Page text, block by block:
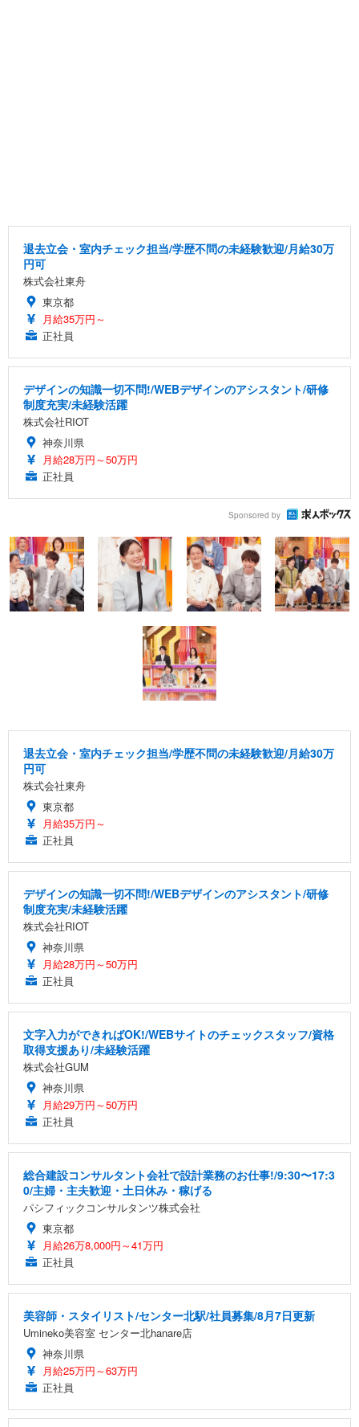
退去立会・室内チェック担当/学歴不問の未経験歓迎/月給30万
円可
株式会社東舟
東京都
月給35万円～
正社員
デザインの知識一切不問!/WEBデザインのアシスタント/研修
制度充実/未経験活躍
株式会社RIOT
神奈川県
月給28万円～50万円
正社員
Sponsored by
退去立会・室内チェック担当/学歴不問の未経験歓迎/月給30万
円可
株式会社東舟
東京都
月給35万円～
正社員
デザインの知識一切不問!/WEBデザインのアシスタント/研修
制度充実/未経験活躍
株式会社RIOT
神奈川県
月給28万円～50万円
正社員
文字入力ができればOK!/WEBサイトのチェックスタッフ/資格
取得支援あり/未経験活躍
株式会社GUM
神奈川県
月給29万円～50万円
正社員
総合建設コンサルタント会社で設計業務のお仕事!/9:30〜17:3
0/主婦・主夫歓迎・土日休み・稼げる
パシフィックコンサルタンツ株式会社
東京都
月給26万8,000円～41万円
正社員
美容師・スタイリスト/センター北駅/社員募集/8月7日更新
Umineko美容室 センター北hanare店
神奈川県
月給25万円～63万円
正社員